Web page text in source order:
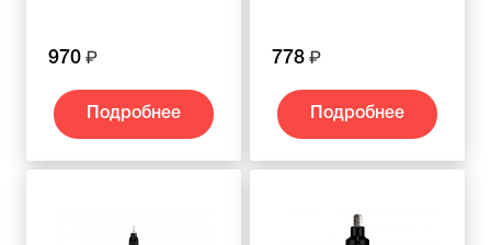
970
Подробнее
778
Подробнее